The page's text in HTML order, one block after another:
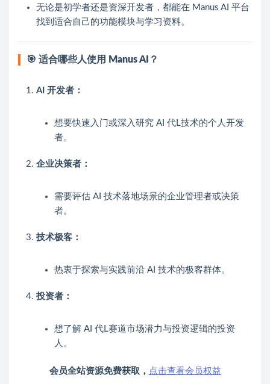
无论是初学者还是资深开发者，都能在 Manus AI 平台
找到适合自己的功能模块与学习资料。
🎯 适合哪些人使用 Manus AI？
AI 开发者：
想要快速入门或深入研究 AI 代L技术的个人开发
者。
企业决策者：
需要评估 AI 技术落地场景的企业管理者或决策
者。
技术极客：
热衷于探索与实践前沿 AI 技术的极客群体。
投资者：
想了解 AI 代L赛道市场潜力与投资逻辑的投资
人。
会员全站资源免费获取， 点击查看会员权益